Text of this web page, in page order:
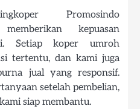
Promosindo
kepuasan
Setiap koper umroh
tertentu, dan kami juga
jual yang responsif.
setelah pembelian,
siap membantu.